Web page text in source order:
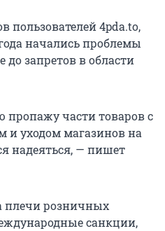
пользователей 4pda.to,
начались проблемы
запретов в области
части товаров с
и уходом магазинов на
надеяться, — пишет
плечи розничных
санкции,